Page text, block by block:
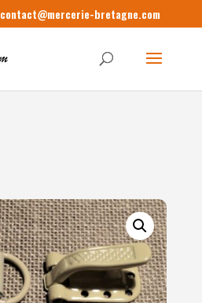
contact@mercerie-bretagne.com